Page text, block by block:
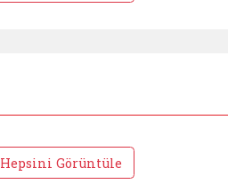
Hepsini Görüntüle